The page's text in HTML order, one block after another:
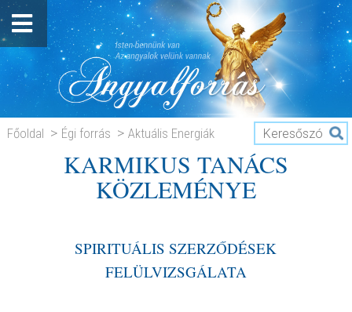
Főoldal Égi forrás
Aktuális Energiák
KARMIKUS TANÁCS KÖZLEMÉNYE
KARMIKUS TANÁCS
KÖZLEMÉNYE
SPIRITUÁLIS SZERZŐDÉSEK
FELÜLVIZSGÁLATA